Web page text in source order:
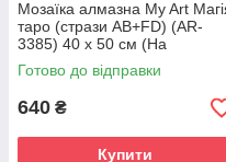
Мозаїка алмазна My Art
таро (стрази AB+FD) (AR-
3385) 40 х 50 см (На
підрамнику)
Готово до відправки
640 ₴
Купити